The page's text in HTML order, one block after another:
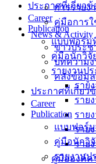
การรายง
คู่มือการ
News & Activity
ข่าวประ
บทความง
คลังข้อมู
ประกาศที่เกี่ยว
Career
Publication
แบบฟอร์ม
คู่มือนักวิ
รายงานป
ประกาศที่เกี่ยวข้
Career
Publication
แบบฟอร์ม
คู่มือนักวิจั
รายงานป
ราย
ราย
ราย
ราย
ราย
คู่มือองค์ค